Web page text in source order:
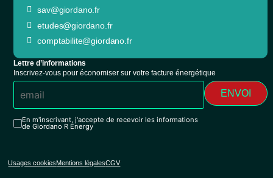
sav@giordano.fr
etudes@giordano.fr
comptabilite@giordano.fr
Lettre d’informations
Inscrivez-vous pour économiser sur votre facture énergétique
En m'inscrivant, j'accepte de recevoir les informations
de Giordano R Energy
ENVOI
Usages cookiesMentions légalesCGV